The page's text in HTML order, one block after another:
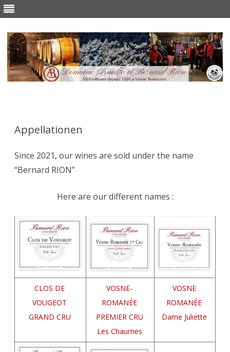
Appellationen
Since 2021, our wines are sold under the name
“Bernard RION”
Here are our different names :
CLOS DE
VOUGEOT
GRAND CRU
VOSNE-
ROMANÉE
PREMIER CRU
Les Chaumes
VOSNE
ROMANÉE
Dame Juliette